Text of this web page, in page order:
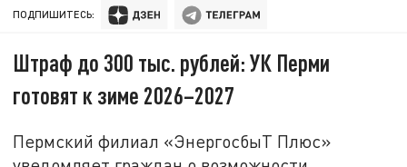
ПОДПИШИТЕСЬ:
Штраф до 300 тыс. рублей: УК Перми
готовят к зиме 2026–2027
Пермский филиал «ЭнергосбыТ Плюс»